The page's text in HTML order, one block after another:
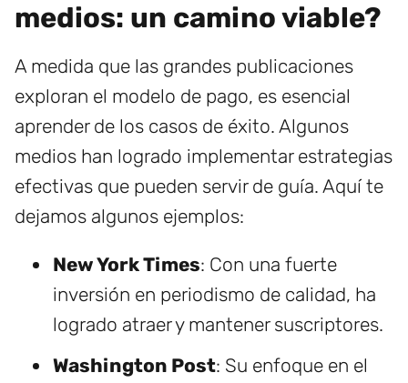
medios: un camino viable?
A medida que las grandes publicaciones
exploran el modelo de pago, es esencial
aprender de los casos de éxito. Algunos
medios han logrado implementar estrategias
efectivas que pueden servir de guía. Aquí te
dejamos algunos ejemplos:
New York Times: Con una fuerte
inversión en periodismo de calidad, ha
logrado atraer y mantener suscriptores.
Washington Post: Su enfoque en el